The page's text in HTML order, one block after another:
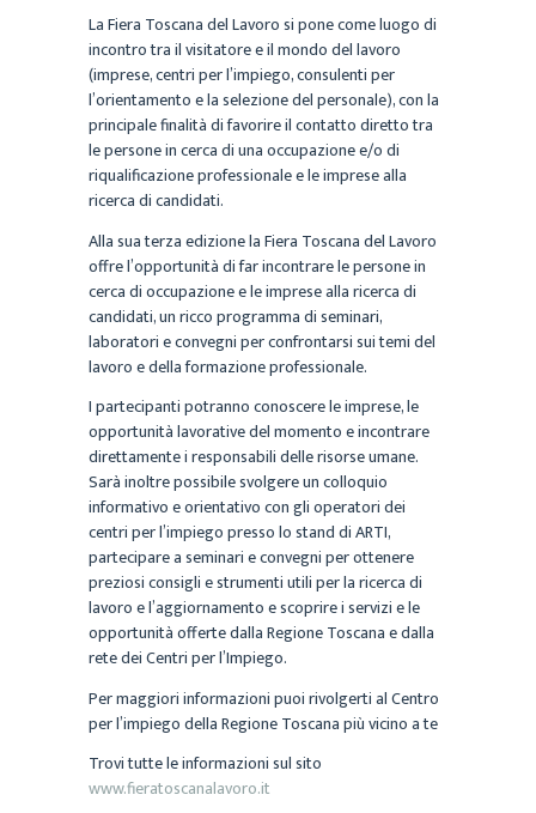
La Fiera Toscana del Lavoro si pone come luogo di
incontro tra il visitatore e il mondo del lavoro
(imprese, centri per l’impiego, consulenti per
l’orientamento e la selezione del personale), con la
principale finalità di favorire il contatto diretto tra
le persone in cerca di una occupazione e/o di
riqualificazione professionale e le imprese alla
ricerca di candidati.
Alla sua terza edizione la Fiera Toscana del Lavoro
offre l’opportunità di far incontrare le persone in
cerca di occupazione e le imprese alla ricerca di
candidati, un ricco programma di seminari,
laboratori e convegni per confrontarsi sui temi del
lavoro e della formazione professionale.
I partecipanti potranno conoscere le imprese, le
opportunità lavorative del momento e incontrare
direttamente i responsabili delle risorse umane.
Sarà inoltre possibile svolgere un colloquio
informativo e orientativo con gli operatori dei
centri per l’impiego presso lo stand di ARTI,
partecipare a seminari e convegni per ottenere
preziosi consigli e strumenti utili per la ricerca di
lavoro e l’aggiornamento e scoprire i servizi e le
opportunità offerte dalla Regione Toscana e dalla
rete dei Centri per l’Impiego.
Per maggiori informazioni puoi rivolgerti al Centro
per l’impiego della Regione Toscana più vicino a te
Trovi tutte le informazioni sul sito
www.fieratoscanalavoro.it